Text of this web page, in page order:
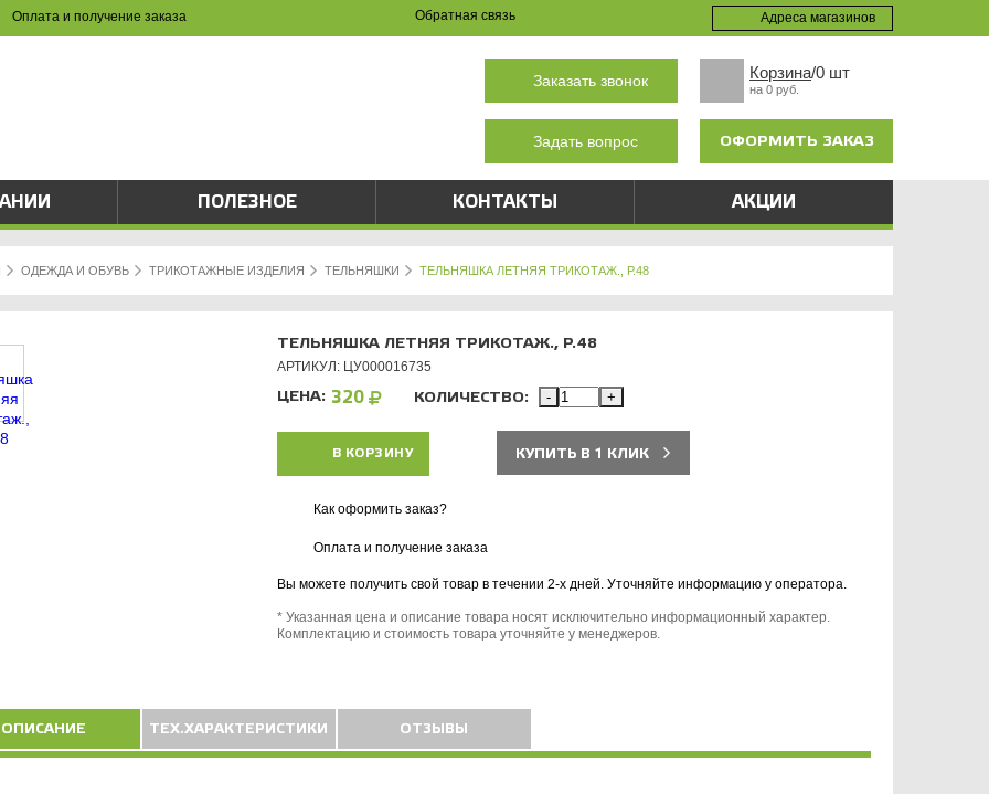
Оплата и получение заказа Обратная связь Адреса магазинов
Заказать звонок Корзина/0 шт
на 0 руб.
Задать вопрос ОФОРМИТЬ ЗАКАЗ
ПОЛЕЗНОЕ КОНТАКТЫ АКЦИИ
ОДЕЖДА И ОБУВЬ ТРИКОТАЖНЫЕ ИЗДЕЛИЯ ТЕЛЬНЯШКИ ТЕЛЬНЯШКА ЛЕТНЯЯ ТРИКОТАЖ., Р.48
ТЕЛЬНЯШКА ЛЕТНЯЯ ТРИКОТАЖ., Р.48
АРТИКУЛ: ЦУ000016735
ЦЕНА: 320 КОЛИЧЕСТВО: - +
В КОРЗИНУ КУПИТЬ В 1 КЛИК
Как оформить заказ?
Оплата и получение заказа
Вы можете получить свой товар в течении 2-х дней. Уточняйте информацию у оператора.
* Указанная цена и описание товара носят исключительно информационный характер.
Комплектацию и стоимость товара уточняйте у менеджеров.
ОПИСАНИЕ ТЕХ.ХАРАКТЕРИСТИКИ ОТЗЫВЫ